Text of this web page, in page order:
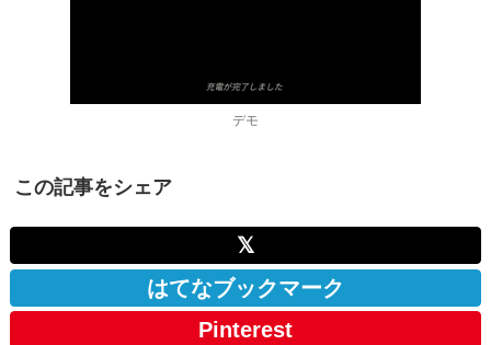
デモ
この記事をシェア
𝕏
はてなブックマーク
Pinterest